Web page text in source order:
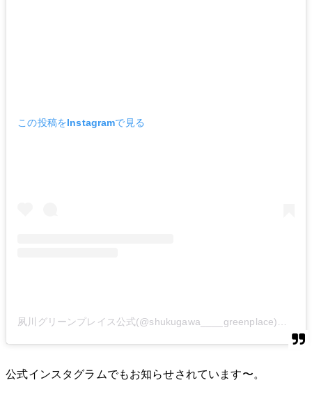
この投稿をInstagramで見る
公式インスタグラムでもお知らせされています〜。